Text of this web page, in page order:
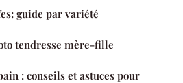
guide par variété
tendresse mère-fille
: conseils et astuces pour